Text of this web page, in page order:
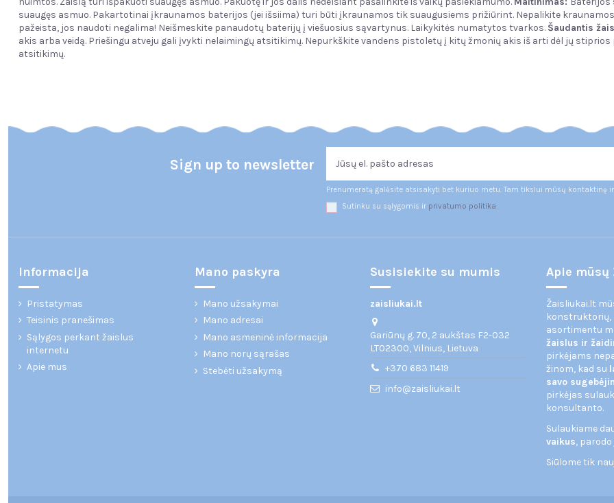
suaugęs asmuo. Pakartotinai įkraunamos baterijos (jei išsiima) turi būti įkraunamos tik suaugusiems prižiūrint. Nepalikite
pažeista, jos naudoti negalima! Neišmeskite panaudotų baterijų į viešuosius sąvartynus. Laikykitės numatytos tvarkos. Šaudantis
akis arba veidą. Priešingu atveju gali įvykti nelaimingų atsitikimų. Nepurkškite vandens pistoletų į kitų žmonių akis iš arti dėl jų
atsitikimų.
Sign up to newsletter
Prenumeratą galėsite atsisakyti bet kuriuo metu. Tam tikslui mūsų kontaktinę
Sutinku su sąlygomis ir privatumo politika
Informacija
Pristatymas
Teisinis pranešimas
Sąlygos perkant žaislus
internetu
Apie mus
Mano paskyra
Mano užsakymai
Mano adresai
Mano asmeninė informacija
Mano norų sąrašas
Stebėti užsakymą
Susisiekite su mumis
zaisliukai.lt
Gariūnų g. 70, 2 aukštas F2-032
LT02300, Vilnius, Lietuva
+370 683 11419
info@zaisliukai.lt
Apie mūsų
Žaisliukai.lt
konstruktorių,
asortimentu
žaislus ir
pirkėjams
žinom, kad su
savo
pirkėjas
konsultanto.
Sulaukiame
vaikus,
Siūlome tik